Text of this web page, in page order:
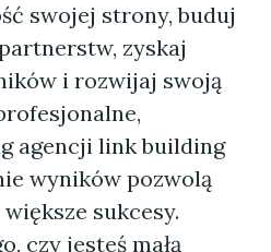
swojej strony, buduj
zyskaj
i rozwijaj swoją
agencji link building
wyników pozwolą
sukcesy.
czy jesteś małą